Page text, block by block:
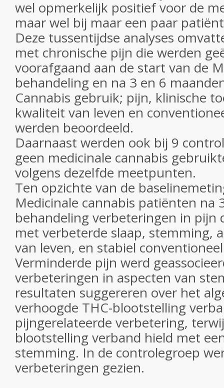
wel opmerkelijk positief voor de
maar wel bij maar een paar
Deze tussentijdse analyses
met chronische pijn die werden
voorafgaand aan de start van de
behandeling en na 3 en 6
Cannabis gebruik; pijn, klinische
kwaliteit van leven en
werden beoordeeld.
Daarnaast werden ook bij 9
geen medicinale cannabis
volgens dezelfde meetpunten.
Ten opzichte van de
Medicinale cannabis patiënten na
behandeling verbeteringen in pijn
met verbeterde slaap, stemming,
van leven, en stabiel
Verminderde pijn werd
verbeteringen in aspecten van
resultaten suggereren over het
verhoogde THC-blootstelling
pijngerelateerde verbetering,
blootstelling verband hield met
stemming. In de controlegroep
verbeteringen gezien.